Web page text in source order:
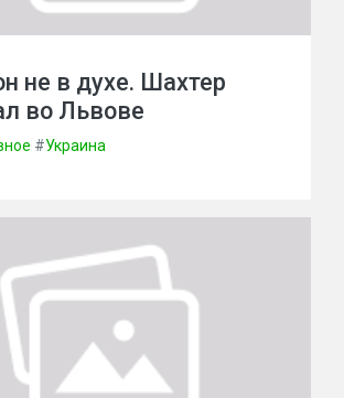
не в духе. Шахтер
во Львове
#Украина